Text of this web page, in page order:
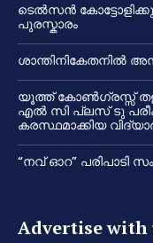
ടെൽസൻ
പുരസ്കാരം
ശാന്തിനികേതനിൽ
യൂത്ത് കോൺഗ്രസ്സ്
എൽ സി പ്ലസ് ടു
കരസ്ഥമാക്കിയ
“നവ് ഓറ” പരിപാടി
Advertise with